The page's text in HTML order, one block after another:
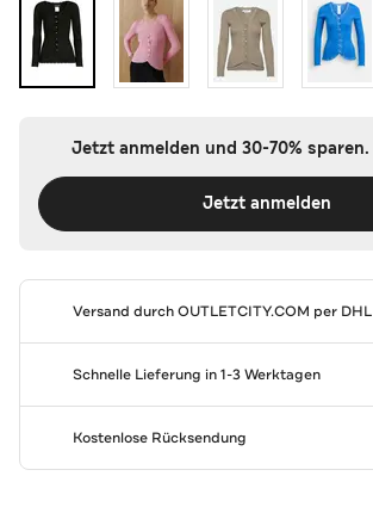
Jetzt anmelden und 30-70% sparen.
Jetzt anmelden
Versand durchOUTLETCITY.COM per DHL
Schnelle Lieferung in 1-3 Werktagen
Kostenlose Rücksendung